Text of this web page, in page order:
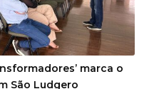
marca o
São Ludgero